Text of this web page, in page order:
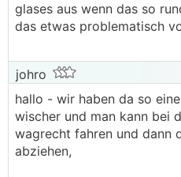
glases aus wenn das so
das etwas problematisch
johro
hallo - wir haben da so
wischer und man kann bei
wagrecht fahren und dann
abziehen,